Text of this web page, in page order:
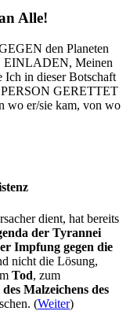
Alle!
den Planeten
EINLADEN, Meinen
in dieser Botschaft
PERSON GERETTET
wo er/sie kam, von wo
dient, hat bereits
der Tyrannei
Impfung gegen die
nicht die Lösung,
Tod, zum
Malzeichens des
(Weiter)